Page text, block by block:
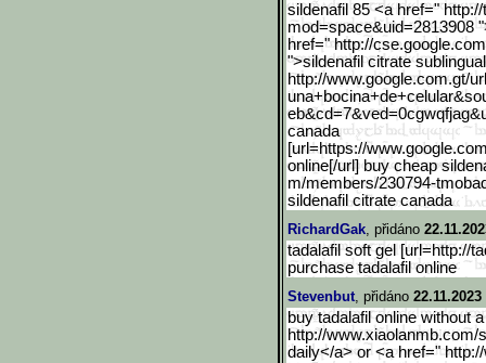
sildenafil 85 <a href="
mod=space&uid=2813908
href=" http://
">sildenafil citrate
http://www.google.com.gt/
canada
[url=https://www.google.c
online[/url] buy cheap
m/members/230794-
sildenafil citrate canada
RichardGak, přidáno
tadalafil soft gel [url=http://
purchase tadalafil online
Stevenbut, přidáno
buy tadalafil online without
http://www.xiaolanmb.com/
daily</a> or <a href="